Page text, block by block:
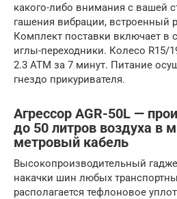
какого-либо внимания с вашей
гашения вибрации, встроенный
Комплект поставки включает в
иглы-переходники. Колесо R15/
2.3 АТМ за 7 минут. Питание
гнездо прикуривателя.
Агрессор AGR-50L —
до 50 литров воздуха в
метровый кабель
Высокопроизводительный
накачки шин любых
располагается тефлоновое